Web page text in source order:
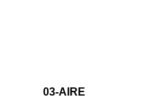
03-AIRE